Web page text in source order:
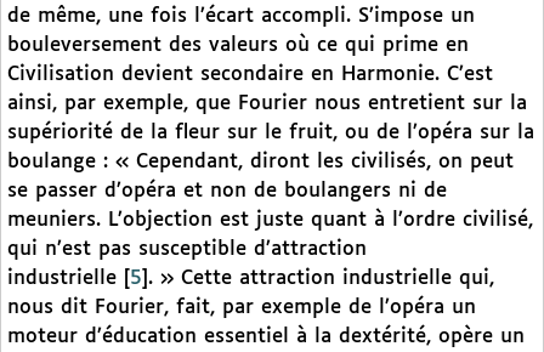
de même, une fois l’écart accompli. S’impose un
bouleversement des valeurs où ce qui prime en
Civilisation devient secondaire en Harmonie. C’est
ainsi, par exemple, que Fourier nous entretient sur la
supériorité de la fleur sur le fruit, ou de l’opéra sur la
boulange : « Cependant, diront les civilisés, on peut
se passer d’opéra et non de boulangers ni de
meuniers. L’objection est juste quant à l’ordre civilisé,
qui n’est pas susceptible d’attraction
industrielle
5 . » Cette attraction industrielle qui,
nous dit Fourier, fait, par exemple de l’opéra un
moteur d’éducation essentiel à la dextérité, opère un